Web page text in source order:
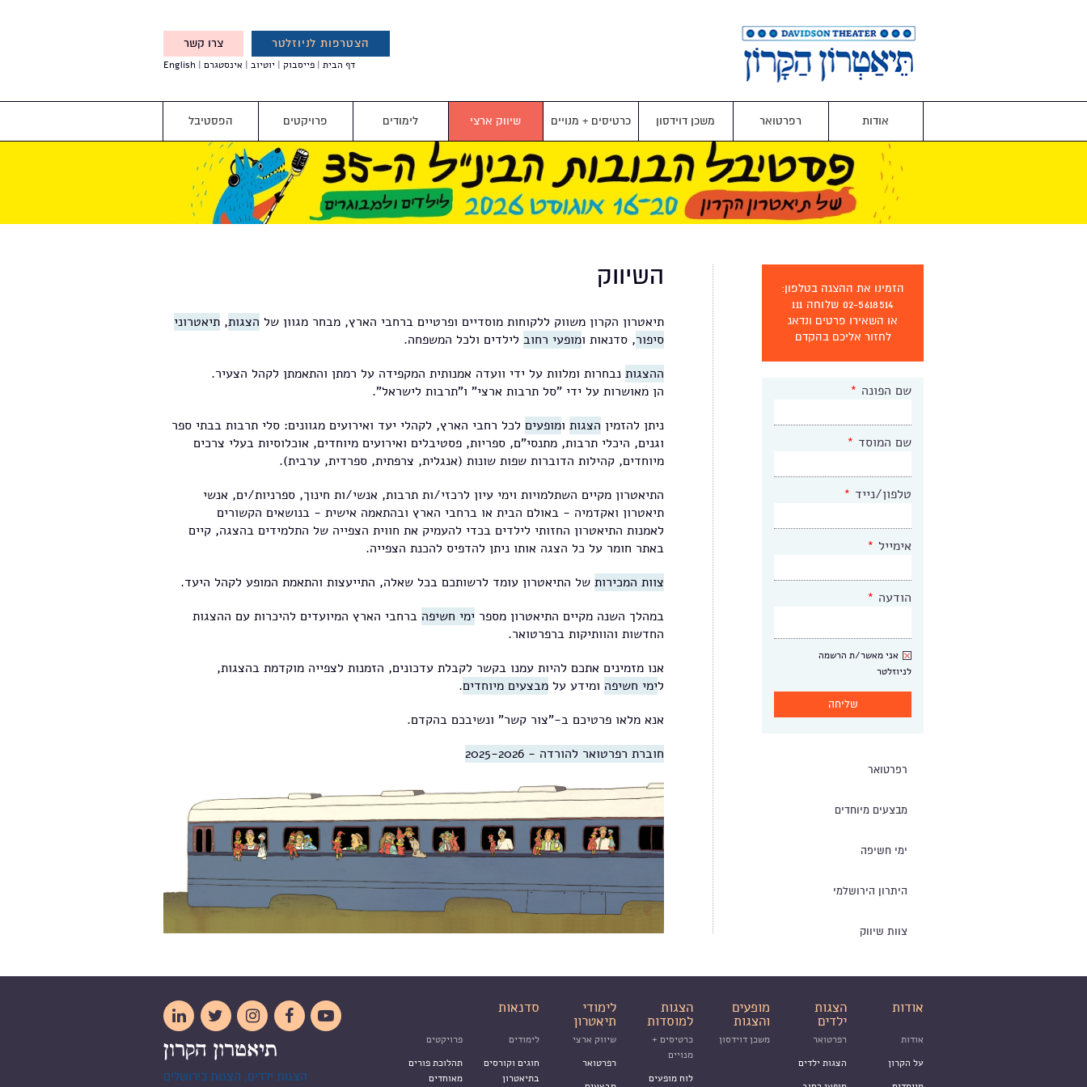
הצטרפות לניוזלטר צרו קשר
והטבות מיוחדות עבורך
דף הבית פייסבוק יוטיוב אינסטגרם English
אודות רפרטואר משכן דוידסון כרטיסים + מנויים שיווק ארצי לימודים פרויקטים הפסטיבל
הזמינו את ההצגה בטלפון:
02-5618514 שלוחה 111
או השאירו פרטים ונדאג
לחזור אליכם בהקדם
שם הפונה *
שם המוסד *
טלפון/נייד *
אימייל *
הודעה *
ניוזלטר
אני מאשר/ת הרשמה
לניוזלטר
רפרטואר
מבצעים מיוחדים
ימי חשיפה
היתרון הירושלמי
צוות שיווק
השיווק
תיאטרון הקרון משווק ללקוחות מוסדיים ופרטיים ברחבי הארץ, מבחר מגוון של הצגות, תיאטרוני
סיפור, סדנאות ומופעי רחוב לילדים ולכל המשפחה.
ההצגות נבחרות ומלוות על ידי וועדה אמנותית המקפידה על רמתן והתאמתן לקהל הצעיר.
הן מאושרות על ידי "סל תרבות ארצי" ו"תרבות לישראל".
ניתן להזמין הצגות ומופעים לכל רחבי הארץ, לקהלי יעד ואירועים מגוונים: סלי תרבות בבתי ספר
וגנים, היכלי תרבות, מתנסי"ם, ספריות, פסטיבלים ואירועים מיוחדים, אוכלוסיות בעלי צרכים
מיוחדים, קהילות הדוברות שפות שונות (אנגלית, צרפתית, ספרדית, ערבית).
התיאטרון מקיים השתלמויות וימי עיון לרכזי/ות תרבות, אנשי/ות חינוך, ספרניות/ים, אנשי
תיאטרון ואקדמיה - באולם הבית או ברחבי הארץ ובהתאמה אישית - בנושאים הקשורים
לאמנות התיאטרון החזותי לילדים בכדי להעמיק את חווית הצפייה של התלמידים בהצגה, קיים
באתר חומר על כל הצגה אותו ניתן להדפיס להכנת הצפייה.
צוות המכירות של התיאטרון עומד לרשותכם בכל שאלה, התייעצות והתאמת המופע לקהל היעד.
​במהלך השנה מקיים התיאטרון מספר ימי חשיפה ברחבי הארץ המיועדים להיכרות עם ההצגות
החדשות והוותיקות ברפרטואר.​
אנו מזמינים אתכם להיות עמנו בקשר לקבלת עדכונים, הזמנות לצפייה מוקדמת בהצגות,
לימי חשיפה ומידע על מבצעים מיוחדים.​
אנא מלאו פרטיכם ​ב-"צור קשר" ונשיבכם בהקדם.
חוברת רפרטואר להורדה - 2025-2026
אודות הצגות
ילדים
מופעים
והצגות
הצגות
למוסדות
לימודי
תיאטרון
סדנאות
אודות
על הקרון
רפרטואר
הצגות ילדים
משכן דוידסון
כרטיסים +
מנויים
לוח מופעים
שיווק ארצי
רפרטואר
לימודים
חוגים וקורסים
בתיאטרון
פרויקטים
תהלוכת פורים
מאוחדים





הצגות ילדים, הצגות בירושלים